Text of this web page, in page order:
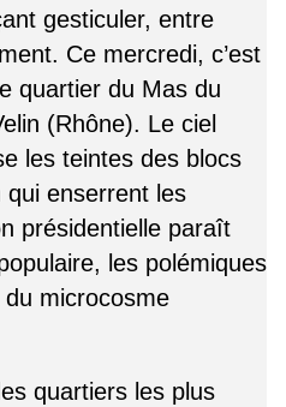
gesticuler, entre
Ce mercredi, c’est
quartier du Mas du
(Rhône). Le ciel
les teintes des blocs
qui enserrent les
présidentielle paraît
les polémiques
microcosme
quartiers les plus